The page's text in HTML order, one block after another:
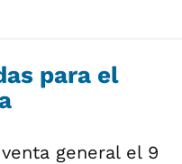
para el
general el 9